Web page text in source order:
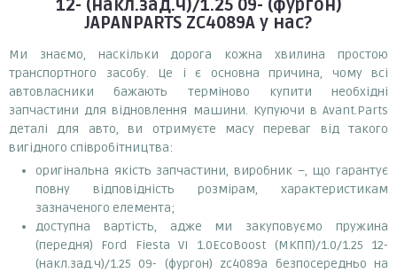
12- (накл.зад.ч)/1.25 09- (фургон)
JAPANPARTS ZC4089A у нас?
Ми знаємо, наскільки дорога кожна хвилина простою
транспортного засобу. Це і є основна причина, чому всі
автовласники бажають терміново купити необхідні
запчастини для відновлення машини. Купуючи в Avant.Parts
деталі для авто, ви отримуєте масу переваг від такого
вигідного співробітництва:
оригінальна якість запчастини, виробник –, що гарантує
повну відповідність розмірам, характеристикам
зазначеного елемента;
доступна вартість, адже ми закуповуємо пружина
(передня) Ford Fiesta VI 1.0EcoBoost (МКПП)/1.0/1.25 12-
(накл.зад.ч)/1.25 09- (фургон) zc4089a безпосередньо на